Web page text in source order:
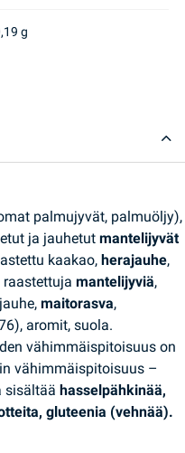
g
palmujyvät, palmuöljy),
ja jauhetut mantelijyvät
kaakao, herajauhe,
raastettuja mantelijyviä,
maitorasva,
aromit, suola.
vähimmäispitoisuus on
vähimmäispitoisuus –
sisältää hasselpähkinää,
gluteenia (vehnää).